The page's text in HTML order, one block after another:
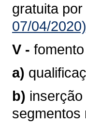
gratuita
07/04/2020)
V -
a)
b)
segmentos